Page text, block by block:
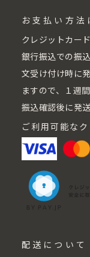
お支払い方法
クレジットカー
銀行振込での振
文受け付け時に
ますので、１週
振込確認後に発
ご利用可能な
配送について